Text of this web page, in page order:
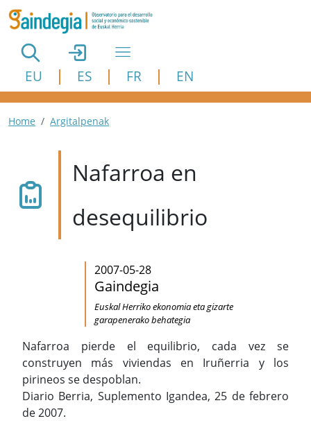
Pasar al contenido principal
EU ES FR EN
Ruta de navegación
Home Argitalpenak
Nafarroa en
desequilibrio
2007-05-28
Gaindegia
Euskal Herriko ekonomia eta gizarte
garapenerako behategia
Nafarroa pierde el equilibrio, cada vez se
construyen más viviendas en Iruñerria y los
pirineos se despoblan.
Diario Berria, Suplemento Igandea, 25 de febrero
de 2007.